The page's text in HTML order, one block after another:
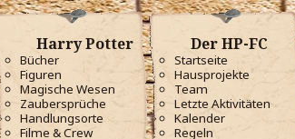
Harry Potter
Bücher
Figuren
Magische Wesen
Zaubersprüche
Handlungsorte
Filme & Crew
Der HP-FC
Startseite
Hausprojekte
Team
Letzte Aktivitäten
Kalender
Regeln